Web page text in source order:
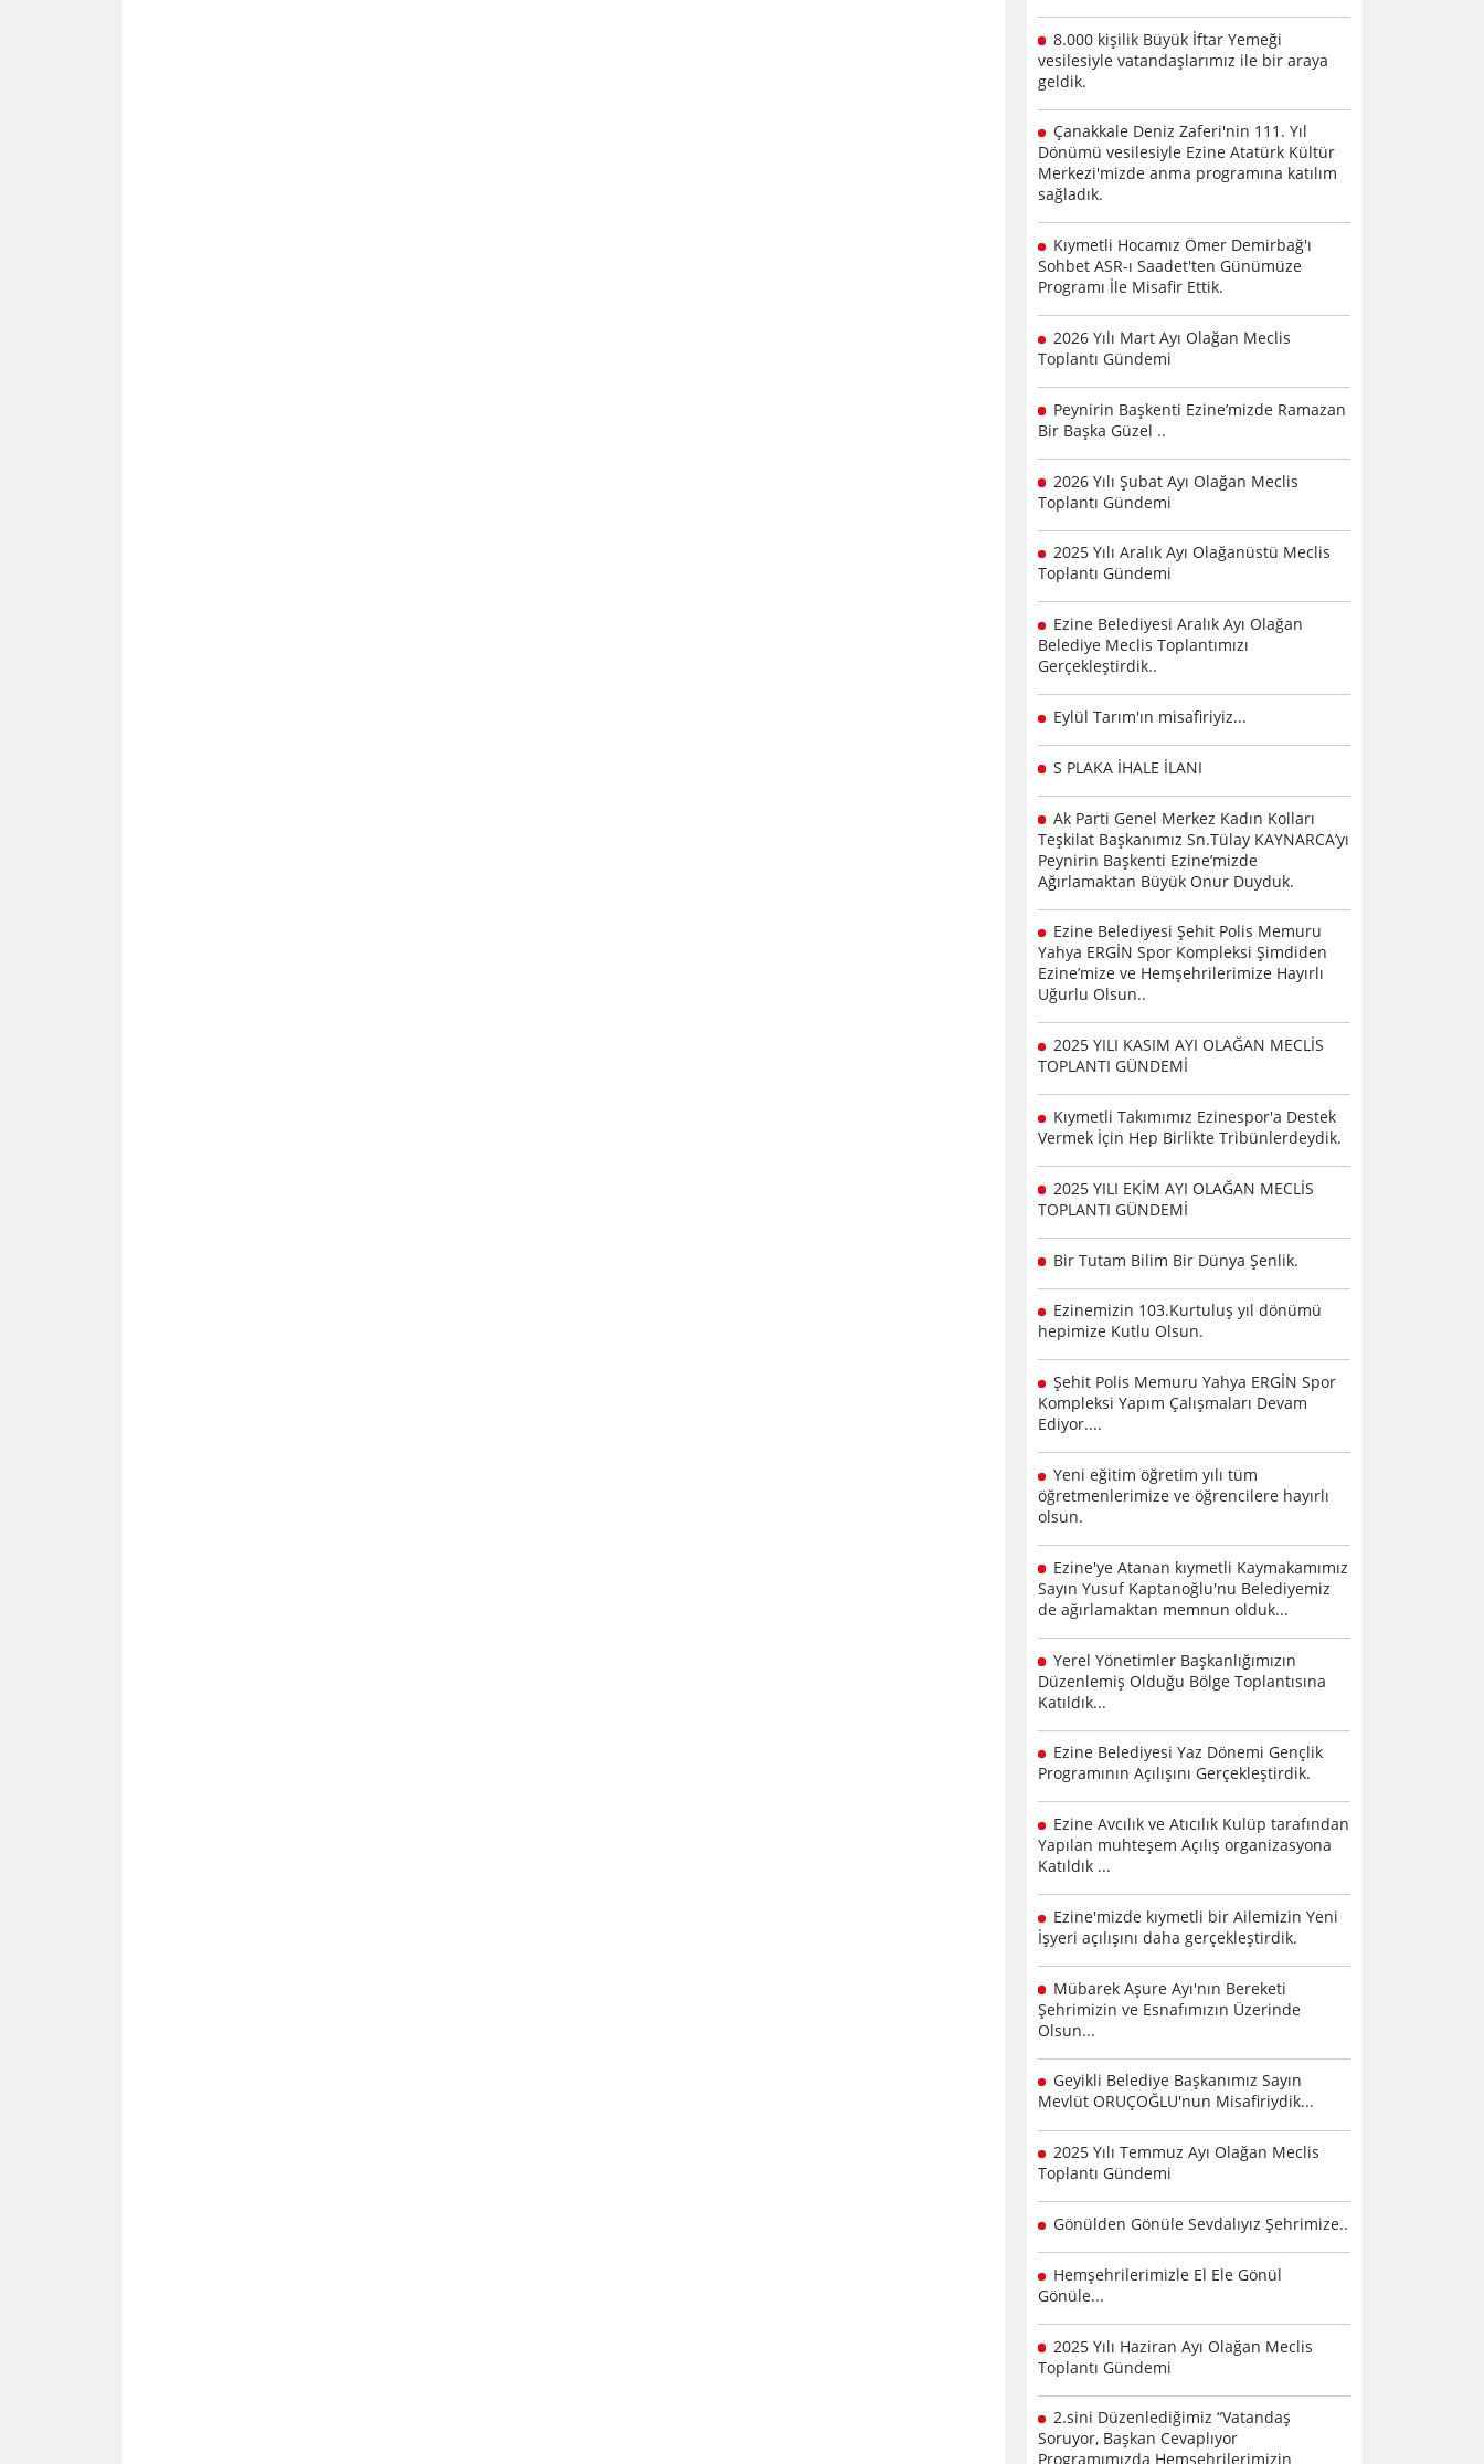
8.000 kişilik Büyük İftar Yemeği
vesilesiyle vatandaşlarımız ile bir araya
geldik.
Çanakkale Deniz Zaferi'nin 111. Yıl
Dönümü vesilesiyle Ezine Atatürk Kültür
Merkezi'mizde anma programına katılım
sağladık.
Kıymetli Hocamız Ömer Demirbağ'ı
Sohbet ASR-ı Saadet'ten Günümüze
Programı İle Misafir Ettik.
2026 Yılı Mart Ayı Olağan Meclis
Toplantı Gündemi
Peynirin Başkenti Ezine’mizde Ramazan
Bir Başka Güzel ..
2026 Yılı Şubat Ayı Olağan Meclis
Toplantı Gündemi
2025 Yılı Aralık Ayı Olağanüstü Meclis
Toplantı Gündemi
Ezine Belediyesi Aralık Ayı Olağan
Belediye Meclis Toplantımızı
Gerçekleştirdik..
Eylül Tarım'ın misafiriyiz...
S PLAKA İHALE İLANI
Ak Parti Genel Merkez Kadın Kolları
Teşkilat Başkanımız Sn.Tülay KAYNARCA’yı
Peynirin Başkenti Ezine’mizde
Ağırlamaktan Büyük Onur Duyduk.
Ezine Belediyesi Şehit Polis Memuru
Yahya ERGİN Spor Kompleksi Şimdiden
Ezine’mize ve Hemşehrilerimize Hayırlı
Uğurlu Olsun..
2025 YILI KASIM AYI OLAĞAN MECLİS
TOPLANTI GÜNDEMİ
Kıymetli Takımımız Ezinespor'a Destek
Vermek İçin Hep Birlikte Tribünlerdeydik.
2025 YILI EKİM AYI OLAĞAN MECLİS
TOPLANTI GÜNDEMİ
Bir Tutam Bilim Bir Dünya Şenlik.
Ezinemizin 103.Kurtuluş yıl dönümü
hepimize Kutlu Olsun.
Şehit Polis Memuru Yahya ERGİN Spor
Kompleksi Yapım Çalışmaları Devam
Ediyor....
Yeni eğitim öğretim yılı tüm
öğretmenlerimize ve öğrencilere hayırlı
olsun.
Ezine'ye Atanan kıymetli Kaymakamımız
Sayın Yusuf Kaptanoğlu'nu Belediyemiz
de ağırlamaktan memnun olduk...
Yerel Yönetimler Başkanlığımızın
Düzenlemiş Olduğu Bölge Toplantısına
Katıldık...
Ezine Belediyesi Yaz Dönemi Gençlik
Programının Açılışını Gerçekleştirdik.
Ezine Avcılık ve Atıcılık Kulüp tarafından
Yapılan muhteşem Açılış organizasyona
Katıldık ...
Ezine'mizde kıymetli bir Ailemizin Yeni
İşyeri açılışını daha gerçekleştirdik.
Mübarek Aşure Ayı'nın Bereketi
Şehrimizin ve Esnafımızın Üzerinde
Olsun...
Geyikli Belediye Başkanımız Sayın
Mevlüt ORUÇOĞLU'nun Misafiriydik...
2025 Yılı Temmuz Ayı Olağan Meclis
Toplantı Gündemi
Gönülden Gönüle Sevdalıyız Şehrimize..
Hemşehrilerimizle El Ele Gönül
Gönüle...
2025 Yılı Haziran Ayı Olağan Meclis
Toplantı Gündemi
2.sini Düzenlediğimiz “Vatandaş
Soruyor, Başkan Cevaplıyor
Programımızda Hemşehrilerimizin